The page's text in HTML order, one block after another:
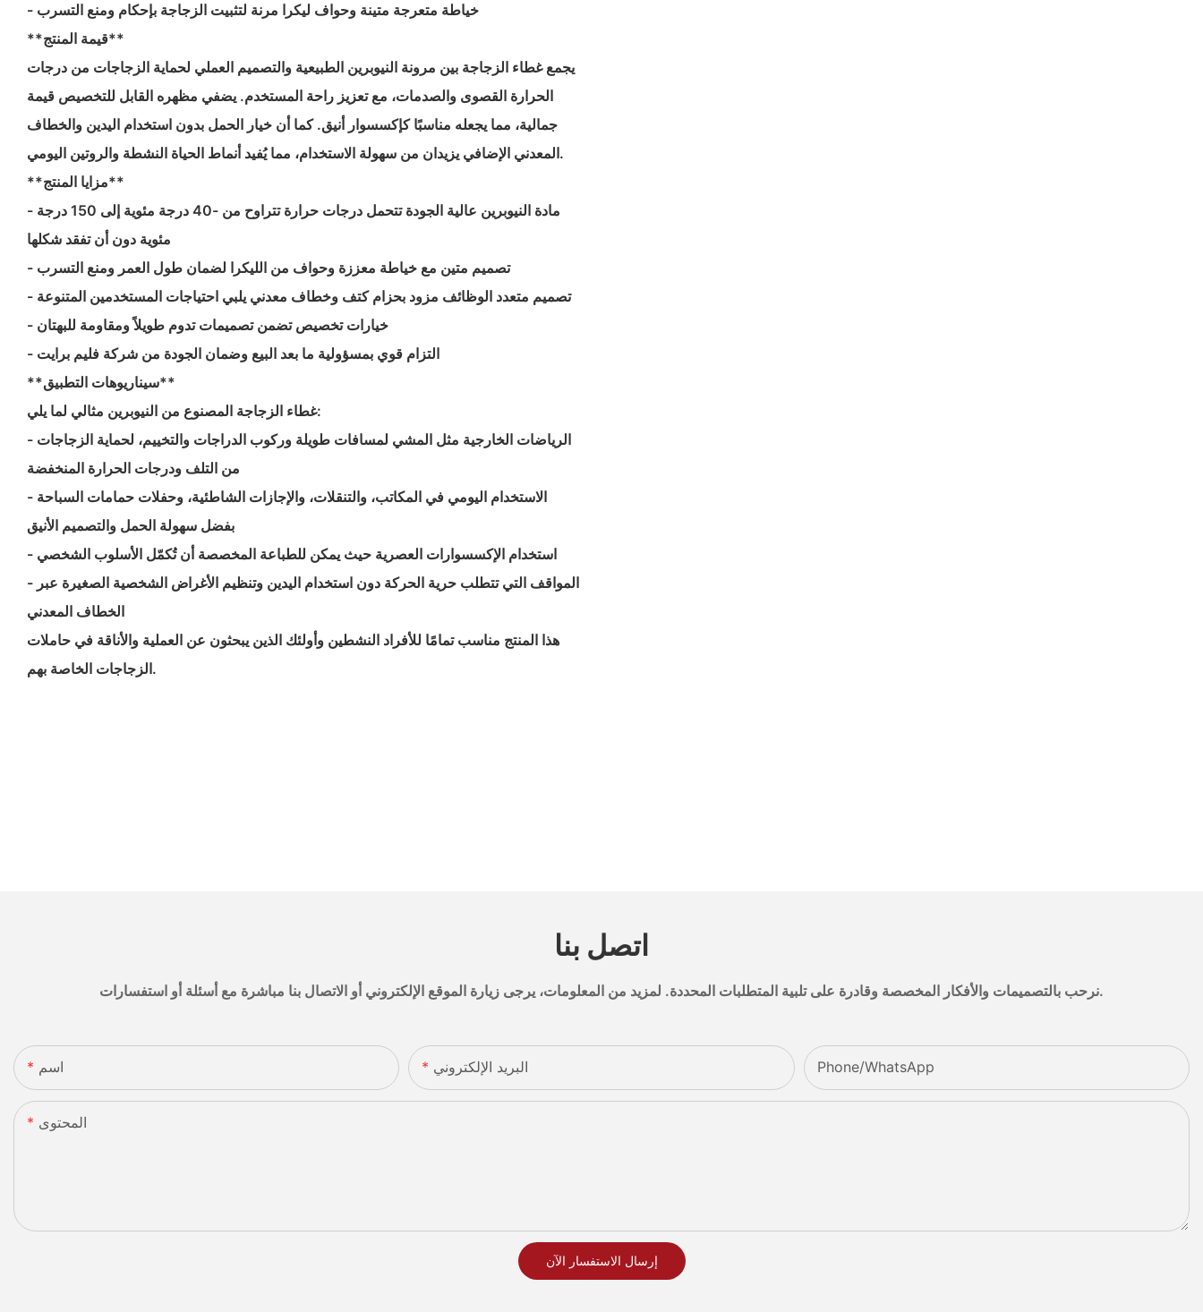
- خياطة متعرجة متينة وحواف ليكرا مرنة لتثبيت الزجاجة بإحكام ومنع التسرب
**قيمة المنتج**
يجمع غطاء الزجاجة بين مرونة النيوبرين الطبيعية والتصميم العملي لحماية الزجاجات من درجات
الحرارة القصوى والصدمات، مع تعزيز راحة المستخدم. يضفي مظهره القابل للتخصيص قيمة
جمالية، مما يجعله مناسبًا كإكسسوار أنيق. كما أن خيار الحمل بدون استخدام اليدين والخطاف
المعدني الإضافي يزيدان من سهولة الاستخدام، مما يُفيد أنماط الحياة النشطة والروتين اليومي.
**مزايا المنتج**
- مادة النيوبرين عالية الجودة تتحمل درجات حرارة تتراوح من -40 درجة مئوية إلى 150 درجة
مئوية دون أن تفقد شكلها
- تصميم متين مع خياطة معززة وحواف من الليكرا لضمان طول العمر ومنع التسرب
- تصميم متعدد الوظائف مزود بحزام كتف وخطاف معدني يلبي احتياجات المستخدمين المتنوعة
- خيارات تخصيص تضمن تصميمات تدوم طويلاً ومقاومة للبهتان
- التزام قوي بمسؤولية ما بعد البيع وضمان الجودة من شركة فليم برايت
**سيناريوهات التطبيق**
غطاء الزجاجة المصنوع من النيوبرين مثالي لما يلي:
- الرياضات الخارجية مثل المشي لمسافات طويلة وركوب الدراجات والتخييم، لحماية الزجاجات
من التلف ودرجات الحرارة المنخفضة
- الاستخدام اليومي في المكاتب، والتنقلات، والإجازات الشاطئية، وحفلات حمامات السباحة
بفضل سهولة الحمل والتصميم الأنيق
- استخدام الإكسسوارات العصرية حيث يمكن للطباعة المخصصة أن تُكمّل الأسلوب الشخصي
- المواقف التي تتطلب حرية الحركة دون استخدام اليدين وتنظيم الأغراض الشخصية الصغيرة عبر
الخطاف المعدني
هذا المنتج مناسب تمامًا للأفراد النشطين وأولئك الذين يبحثون عن العملية والأناقة في حاملات
الزجاجات الخاصة بهم.
اتصل بنا
نرحب بالتصميمات والأفكار المخصصة وقادرة على تلبية المتطلبات المحددة. لمزيد من المعلومات، يرجى زيارة الموقع الإلكتروني أو الاتصال بنا مباشرة مع أسئلة أو استفسارات.
اسم البريد الإلكتروني Phone/whatsApp
المحتوى
إرسال الاستفسار الآن